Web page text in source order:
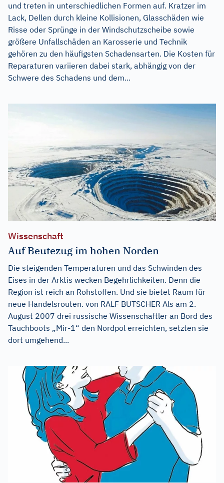
und treten in unterschiedlichen Formen auf. Kratzer im
Lack, Dellen durch kleine Kollisionen, Glasschäden wie
Risse oder Sprünge in der Windschutzscheibe sowie
größere Unfallschäden an Karosserie und Technik
gehören zu den häufigsten Schadensarten. Die Kosten für
Reparaturen variieren dabei stark, abhängig von der
Schwere des Schadens und dem...
Wissenschaft
Auf Beutezug im hohen Norden
Die steigenden Temperaturen und das Schwinden des
Eises in der Arktis wecken Begehrlichkeiten. Denn die
Region ist reich an Rohstoffen. Und sie bietet Raum für
neue Handelsrouten. von RALF BUTSCHER Als am 2.
August 2007 drei russische Wissenschaftler an Bord des
Tauchboots „Mir-1“ den Nordpol erreichten, setzten sie
dort umgehend...